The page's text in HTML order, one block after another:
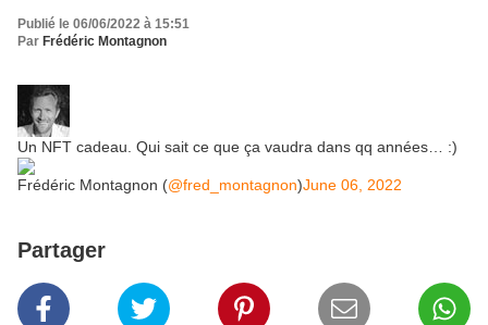
Publié le 06/06/2022 à 15:51
Par Frédéric Montagnon
Un NFT cadeau. Qui sait ce que ça vaudra dans qq années… :)
Frédéric Montagnon (@fred_montagnon)June 06, 2022
Partager